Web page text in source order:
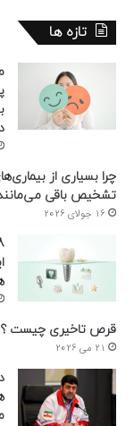
تازه ها
چرا بسیاری از
تشخیص باقی
16 جولای 2026
قرص تاخیری چیست ؟
21 می 2026